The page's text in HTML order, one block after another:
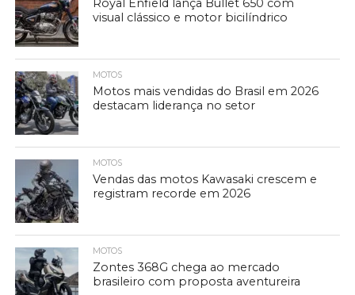
Royal Enfield lança Bullet 650 com
visual clássico e motor bicilíndrico
MOTOS
Motos mais vendidas do Brasil em 2026
destacam liderança no setor
MOTOS
Vendas das motos Kawasaki crescem e
registram recorde em 2026
MOTOS
Zontes 368G chega ao mercado
brasileiro com proposta aventureira